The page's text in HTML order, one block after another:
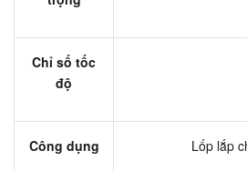
Chỉ số tốc
độ
Công dụng Lốp lắp